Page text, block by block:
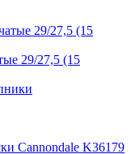
29/27,5 (15